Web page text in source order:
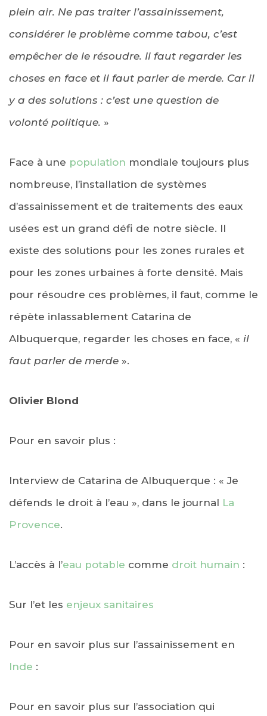
plein air. Ne pas traiter l’assainissement,
considérer le problème comme tabou, c’est
empêcher de le résoudre. Il faut regarder les
choses en face et il faut parler de merde. Car il
y a des solutions : c’est une question de
volonté politique. »
Face à une population mondiale toujours plus
nombreuse, l’installation de systèmes
d’assainissement et de traitements des eaux
usées est un grand défi de notre siècle. Il
existe des solutions pour les zones rurales et
pour les zones urbaines à forte densité. Mais
pour résoudre ces problèmes, il faut, comme le
répète inlassablement Catarina de
Albuquerque, regarder les choses en face, « il
faut parler de merde ».
Olivier Blond
Pour en savoir plus :
Interview de Catarina de Albuquerque : « Je
défends le droit à l’eau », dans le journal La
Provence.
L’accès à l’eau potable comme droit humain :
Sur l’et les enjeux sanitaires
Pour en savoir plus sur l’assainissement en
Inde :
Pour en savoir plus sur l’association qui